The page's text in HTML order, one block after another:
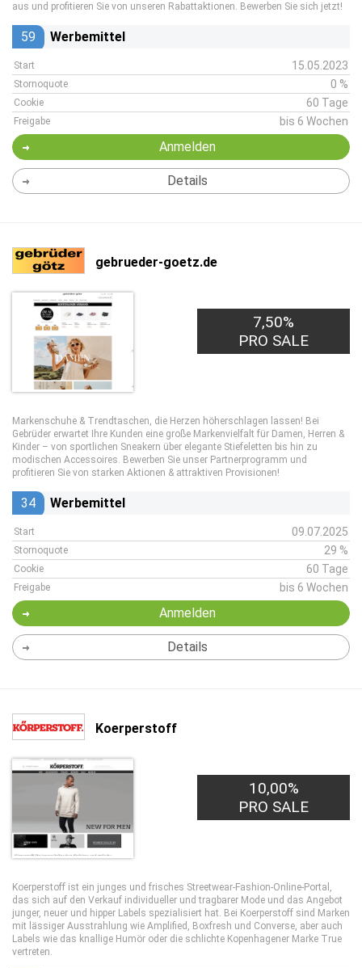
aus und profitieren Sie von unseren Rabattaktionen. Bewerben Sie sich jetzt!
59 Werbemittel
Start 15.05.2023
Stornoquote 0 %
Cookie 60 Tage
Freigabe bis 6 Wochen
Anmelden
Details
gebrueder-goetz.de
7,50%
PRO SALE
Markenschuhe & Trendtaschen, die Herzen höherschlagen lassen! Bei
Gebrüder erwartet Ihre Kunden eine große Markenvielfalt für Damen, Herren &
Kinder – von sportlichen Sneakern über elegante Stiefeletten bis hin zu
modischen Accessoires. Bewerben Sie unser Partnerprogramm und
profitieren Sie von starken Aktionen & attraktiven Provisionen!
34 Werbemittel
Start 09.07.2025
Stornoquote 29 %
Cookie 60 Tage
Freigabe bis 6 Wochen
Anmelden
Details
Koerperstoff
10,00%
PRO SALE
Koerperstoff ist ein junges und frisches Streetwear-Fashion-Online-Portal,
das sich auf den Verkauf individueller und tragbarer Mode und das Angebot
junger, neuer und hipper Labels spezialisiert hat. Bei Koerperstoff sind Marken
mit lässiger Ausstrahlung wie Amplified, Boxfresh und Converse, aber auch
Labels wie das knallige Humör oder die schlichte Kopenhagener Marke True
vertreten.